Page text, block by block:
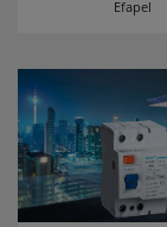
Efapel
erneutem